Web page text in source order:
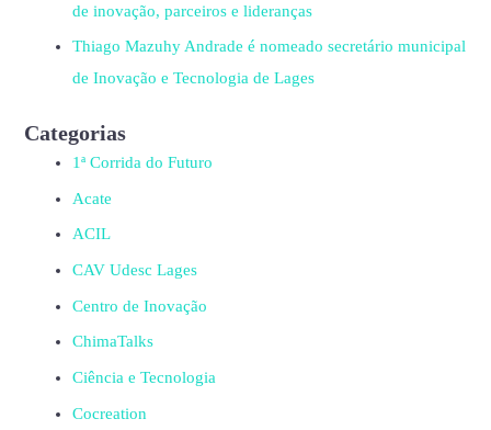
de inovação, parceiros e lideranças
Thiago Mazuhy Andrade é nomeado secretário municipal
de Inovação e Tecnologia de Lages
Categorias
1ª Corrida do Futuro
Acate
ACIL
CAV Udesc Lages
Centro de Inovação
ChimaTalks
Ciência e Tecnologia
Cocreation